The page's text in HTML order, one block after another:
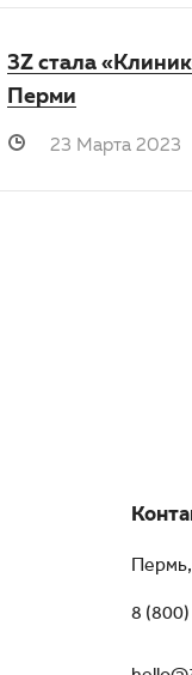
3Z стала
Перми
23 Марта 2023
Пермь,
8